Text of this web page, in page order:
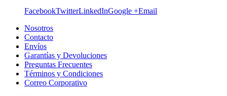
FacebookTwitterLinkedInGoogle +Email
Nosotros
Contacto
Envíos
Garantías y Devoluciones
Preguntas Frecuentes
Términos y Condiciones
Correo Corporativo